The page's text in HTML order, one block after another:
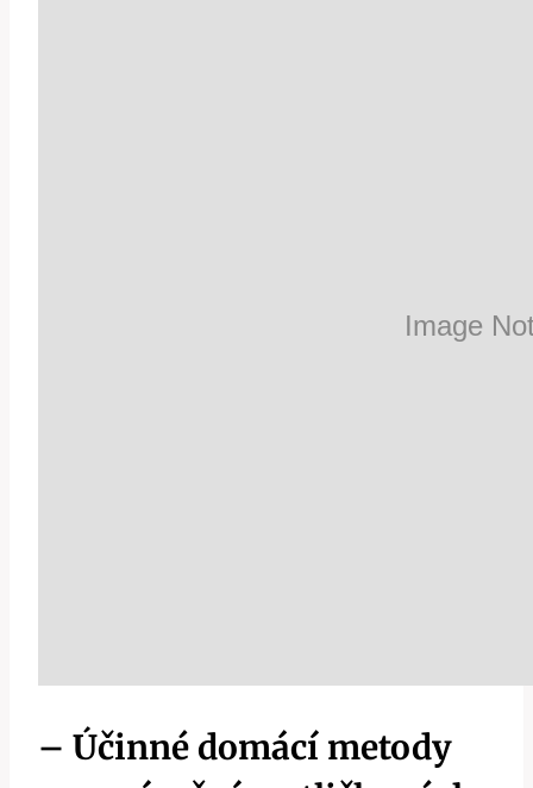
– Účinné domácí metody